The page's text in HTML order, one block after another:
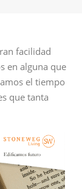
facilidad
en alguna que
el tiempo
que tanta